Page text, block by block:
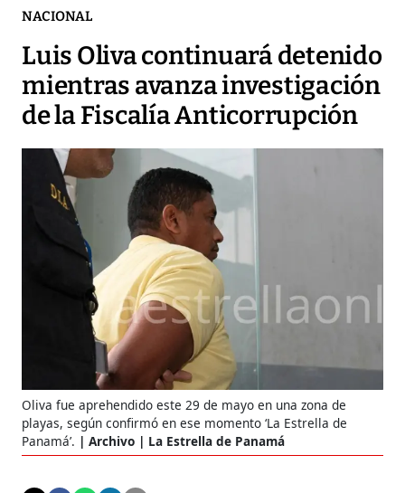
NACIONAL
Luis Oliva continuará detenido
mientras avanza investigación
de la Fiscalía Anticorrupción
Oliva fue aprehendido este 29 de mayo en una zona de
playas, según confirmó en ese momento ‘La Estrella de
Panamá’.
Archivo | La Estrella de Panamá